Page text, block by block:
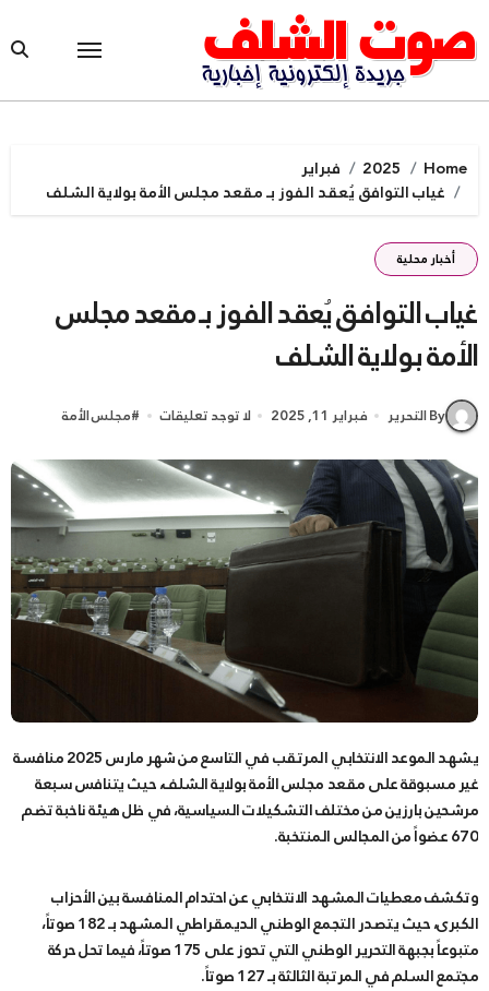
to
content
Home
2025
فبراير
غياب التوافق يُعقد الفوز بـ مقعد مجلس الأمة بولاية الشلف
أخبار محلية
غياب التوافق يُعقد الفوز بـ مقعد مجلس
الأمة بولاية الشلف
By التحرير فبراير 11, 2025 لا توجد تعليقات #مجلس الأمة
يشهد الموعد الانتخابي المرتقب في التاسع من شهر مارس 2025 منافسة
غير مسبوقة على مقعد مجلس الأمة بولاية الشلف، حيث يتنافس سبعة
مرشحين بارزين من مختلف التشكيلات السياسية، في ظل هيئة ناخبة تضم
670 عضواً من المجالس المنتخبة.
وتكشف معطيات المشهد الانتخابي عن احتدام المنافسة بين الأحزاب
الكبرى، حيث يتصدر التجمع الوطني الديمقراطي المشهد بـ 182 صوتاً،
متبوعاً بجبهة التحرير الوطني التي تحوز على 175 صوتاً، فيما تحل حركة
مجتمع السلم في المرتبة الثالثة بـ 127 صوتاً.